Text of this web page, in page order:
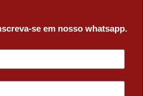
se em nosso whatsapp.